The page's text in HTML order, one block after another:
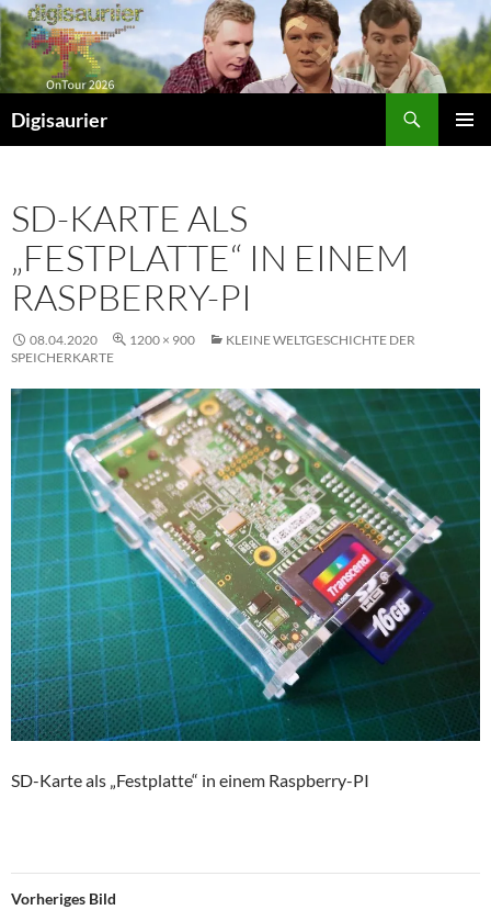
Zum
Inhalt
springen
Digisaurier
SD-KARTE ALS
„FESTPLATTE“ IN EINEM
RASPBERRY-PI
08.04.2020 1200 × 900
KLEINE WELTGESCHICHTE DER
SPEICHERKARTE
SD-Karte als „Festplatte“ in einem Raspberry-PI
Vorheriges Bild